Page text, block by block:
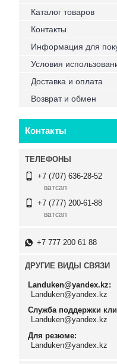
Каталог товаров
Контакты
Информация для
Условия
Доставка и оплата
Возврат и обмен
Контакты
+7 (707) 636-28-52
ватсап
+7 (777) 200-61-88
ватсап
+7 777 200 61 88
ДРУГИЕ ВИДЫ СВЯЗИ
Landuken@yandex.kz
Landuken@yandex.kz
Служба поддержки
Landuken@yandex.kz
Для резюме
Landuken@yandex.kz